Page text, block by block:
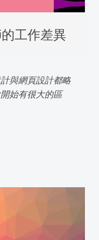
工作差異
與網頁設計都略
始有很大的區